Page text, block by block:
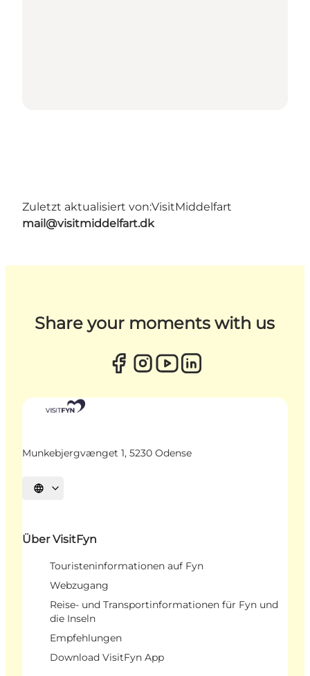
Zuletzt aktualisiert von:VisitMiddelfart
mail@visitmiddelfart.dk
Share your moments with us
Munkebjergvænget 1, 5230 Odense
Sprache auswählen
Über VisitFyn
Touristeninformationen auf Fyn
Webzugang
Reise- und Transportinformationen für Fyn und
die Inseln
Empfehlungen
Download VisitFyn App